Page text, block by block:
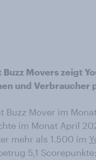
Movers zeigt
und Verbraucher
Buzz Mover im
im Monat April
mehr als 1.500 im
5,1